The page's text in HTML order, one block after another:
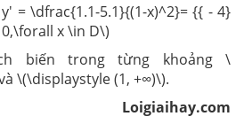
= \dfrac{1.1-5.1}{(1-x)^2}= {{ - 4}
x \in D\)
biến trong từng khoảng \
\(\displaystyle (1, +∞)\).
Loigiaihay.com